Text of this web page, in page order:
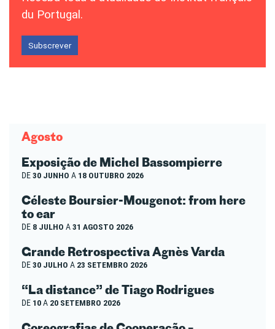
du Portugal.
Subscrever
Agosto
Exposição de Michel Bassompierre
DE30 JUNHO A 18 OUTUBRO 2026
Céleste Boursier-Mougenot: from here
to ear
DE 8 JULHO A31 AGOSTO 2026
Grande Retrospectiva Agnès Varda
DE30 JULHO A 23 SETEMBRO 2026
“La distance” de Tiago Rodrigues
DE 10A 20 SETEMBRO 2026